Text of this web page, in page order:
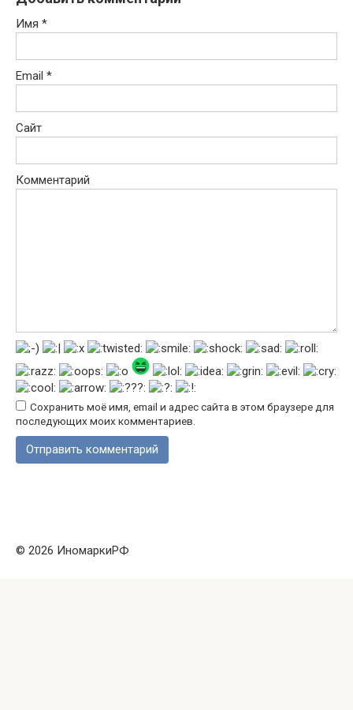
Имя *
Email *
Сайт
Комментарий
Сохранить моё имя, email и адрес сайта в этом браузере для
последующих моих комментариев.
© 2026 ИномаркиРФ